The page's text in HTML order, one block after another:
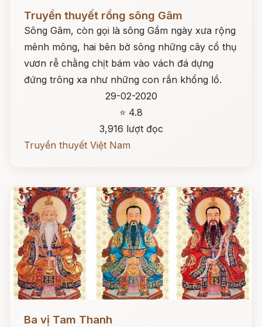
Đọc ngay
Truyền thuyết rồng sông Gâm
Sông Gâm, còn gọi là sông Gầm ngày xưa rộng
mênh mông, hai bên bờ sông những cây cổ thụ
vươn rễ chằng chịt bám vào vách đá dựng
đứng trông xa như những con rắn khổng lồ.
29-02-2020
⭐ 4.8
3,916 lượt đọc
Truyền thuyết Việt Nam
Ba vị Tam Thanh